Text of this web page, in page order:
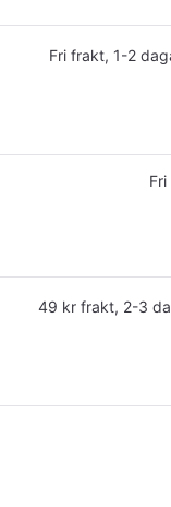
Fri frakt, 1-2
49 kr frakt, 2-3